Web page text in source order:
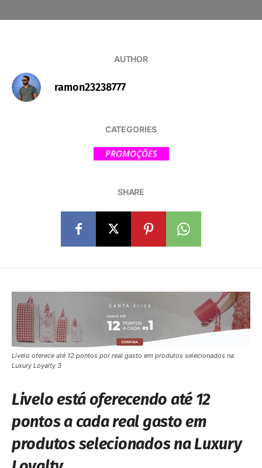
AUTHOR
ramon23238777
CATEGORIES
PROMOÇÕES
SHARE
Livelo oferece até 12 pontos por real gasto em produtos selecionados na
Luxury Loyalty 3
Livelo está oferecendo até 12
pontos a cada real gasto em
produtos selecionados na Luxury